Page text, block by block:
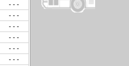
---
---
---
---
---
---